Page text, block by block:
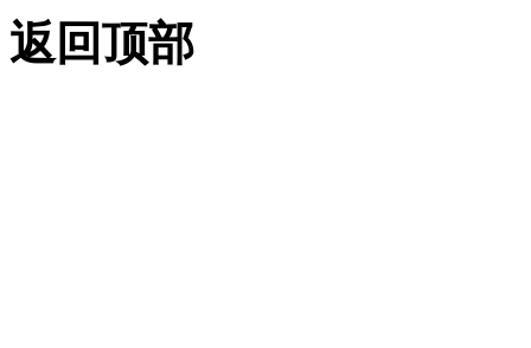
返回顶部